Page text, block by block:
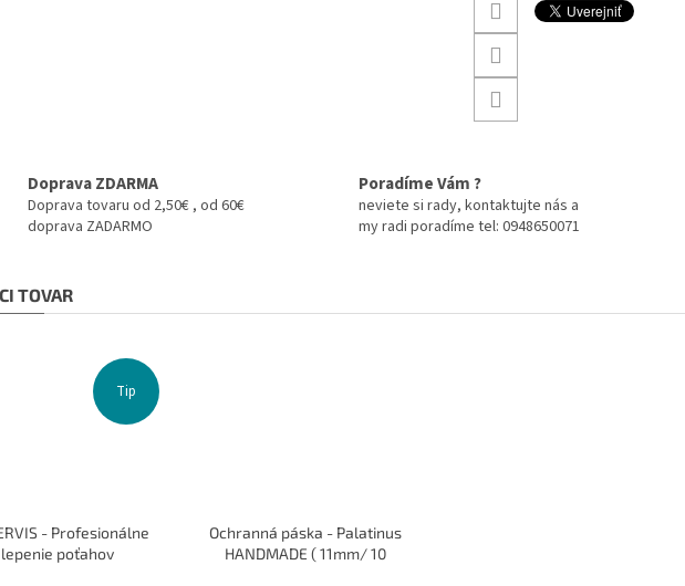
Doprava ZDARMA
Doprava tovaru od 2,50€ , od 60€
doprava ZADARMO
Poradíme Vám ?
neviete si rady, kontaktujte nás a
my radi poradíme tel: 0948650071
TOVAR
Tip
- Profesionálne
lepenie poťahov
Ochranná páska - Palatinus
HANDMADE ( 11mm/ 10